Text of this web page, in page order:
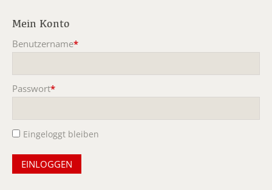
Mein Konto
Benutzername*
Passwort*
Eingeloggt bleiben